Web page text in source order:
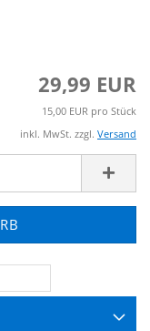
29,99 EUR
15,00 EUR pro Stück
inkl. MwSt. zzgl. Versand